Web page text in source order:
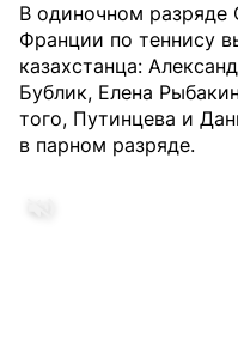
В одиночном разряде
Франции по теннису
казахстанца:
Бублик, Елена
того, Путинцева и
в парном разряде.